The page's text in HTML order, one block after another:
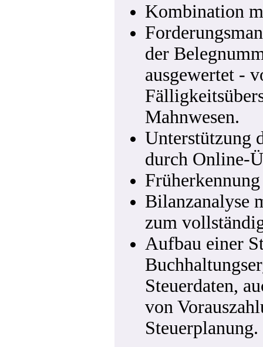
Kombination
der
ausgewertet -
Mahnwesen.
Unterstützung
durch Online-
Bilanzanalyse
zum
Aufbau einer
Steuerdaten,
von
Steuerplanung.